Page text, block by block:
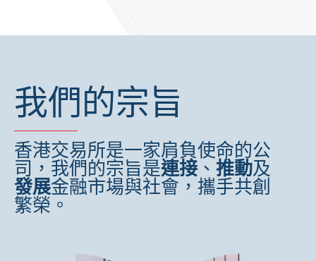
我們的宗旨
香港交易所是一家肩負使命的公
司，我們的宗旨是連接 、 推動及
發展金融市場與社會，攜手共創
繁榮。